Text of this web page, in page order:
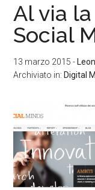
Al via
Social
13 marzo 2015 -
Archiviato in: Digital